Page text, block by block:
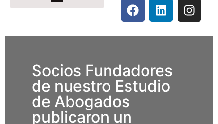
Socios Fundadores
de nuestro Estudio
de Abogados
publicaron un